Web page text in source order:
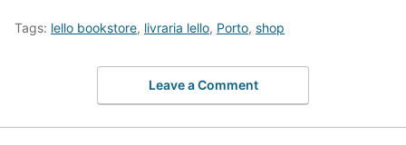
Tags: lello bookstore, livraria lello, Porto, shop
Leave a Comment